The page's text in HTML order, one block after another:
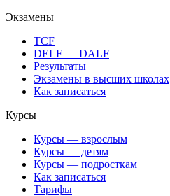
Экзамены
TCF
DELF — DALF
Результаты
Экзамены в высших школах
Как записаться
Курсы
Курсы — взрослым
Курсы — детям
Курсы — подросткам
Как записаться
Тарифы